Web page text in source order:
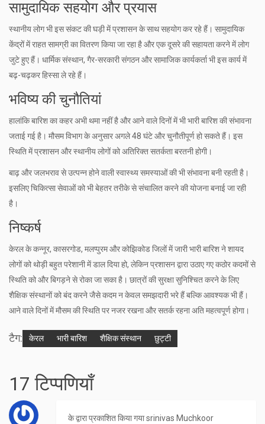
सामुदायिक सहयोग और प्रयास
स्थानीय लोग भी इस संकट की घड़ी में प्रशासन के साथ सहयोग कर रहे हैं। सामुदायिक
केंद्रों में राहत सामग्री का वितरण किया जा रहा है और एक दूसरे की सहायता करने में लोग
जुटे हुए हैं। धार्मिक संस्थान, गैर-सरकारी संगठन और सामाजिक कार्यकर्ता भी इस कार्य में
बढ़-चढ़कर हिस्सा ले रहे हैं।
भविष्य की चुनौतियां
हालांकि बारिश का कहर अभी थमा नहीं है और आने वाले दिनों में भी भारी बारिश की संभावना
जताई गई है। मौसम विभाग के अनुसार अगले 48 घंटे और चुनौतीपूर्ण हो सकते हैं। इस
स्थिति में प्रशासन और स्थानीय लोगों को अतिरिक्त सतर्कता बरतनी होगी।
बाढ़ और जलभराव से उत्पन्न होने वाली स्वास्थ्य समस्याओं की भी संभावना बनी रहती है।
इसलिए चिकित्सा सेवाओं को भी बेहतर तरीके से संचालित करने की योजना बनाई जा रही
है।
निष्कर्ष
केरल के कन्नूर, कासरगोड, मलप्पुरम और कोझिकोड जिलों में जारी भारी बारिश ने शायद
लोगों को थोड़ी बहुत परेशानी में डाल दिया हो, लेकिन प्रशासन द्वारा उठाए गए कठोर कदमों से
स्थिति को और बिगड़ने से रोका जा सका है। छात्रों की सुरक्षा सुनिश्चित करने के लिए
शैक्षिक संस्थानों को बंद करने जैसे कदम न केवल समझदारी भरे हैं बल्कि आवश्यक भी हैं।
आने वाले दिनों में मौसम की स्थिति पर नजर रखना और सतर्क रहना अति महत्वपूर्ण होगा।
टैग: केरल भारी बारिश शैक्षिक संस्थान छुट्टी
17 टिप्पणियाँ
के द्वारा प्रकाशित किया गयाsrinivas Muchkoor